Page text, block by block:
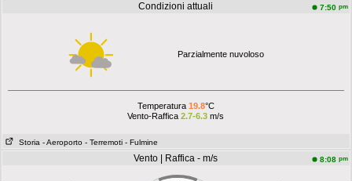
Condizioni attuali 7:50 pm
Parzialmente nuvoloso
Temperatura 19.8°C
Vento-Raffica 2.7-6.3 m/s
Storia - Aeroporto - Terremoti - Fulmine
Vento | Raffica - m/s 8:08 pm